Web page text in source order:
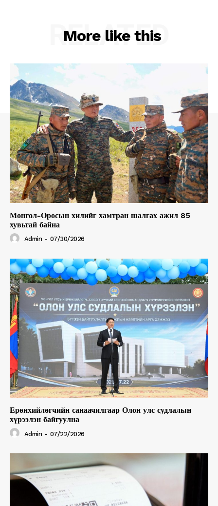
More like this
RELATED
Монгол-Оросын хилийг хамтран шалгах ажил 85
хувьтай байна
Admin - 07/30/2026
Ерөнхийлөгчийн санаачилгаар Олон улс судлалын
хүрээлэн байгуулна
Admin - 07/22/2026